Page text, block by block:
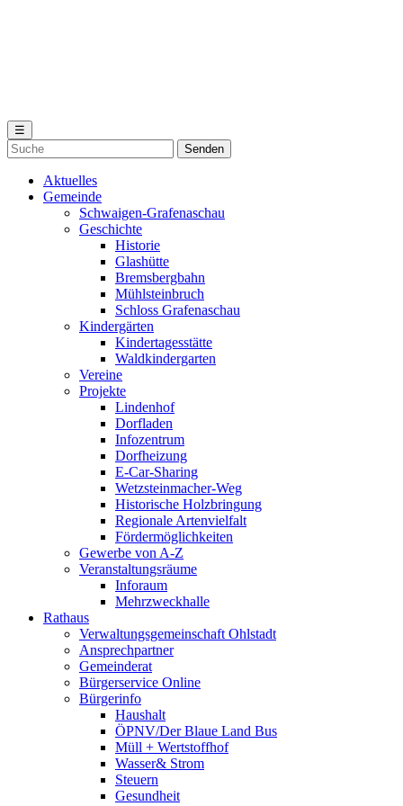
☰
Aktuelles
Gemeinde
Schwaigen-Grafenaschau
Geschichte
Historie
Glashütte
Bremsbergbahn
Mühlsteinbruch
Schloss Grafenaschau
Kindergärten
Kindertagesstätte
Waldkindergarten
Vereine
Projekte
Lindenhof
Dorfladen
Infozentrum
Dorfheizung
E-Car-Sharing
Wetzsteinmacher-Weg
Historische Holzbringung
Regionale Artenvielfalt
Fördermöglichkeiten
Gewerbe von A-Z
Veranstaltungsräume
Inforaum
Mehrzweckhalle
Rathaus
Verwaltungsgemeinschaft Ohlstadt
Ansprechpartner
Gemeinderat
Bürgerservice Online
Bürgerinfo
Haushalt
ÖPNV/Der Blaue Land Bus
Müll + Wertstoffhof
Wasser& Strom
Steuern
Gesundheit